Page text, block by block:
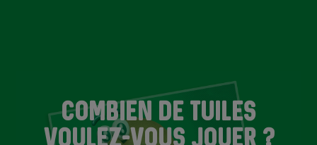
COMBIEN DE TUILES
VOULEZ-VOUS JOUER ?